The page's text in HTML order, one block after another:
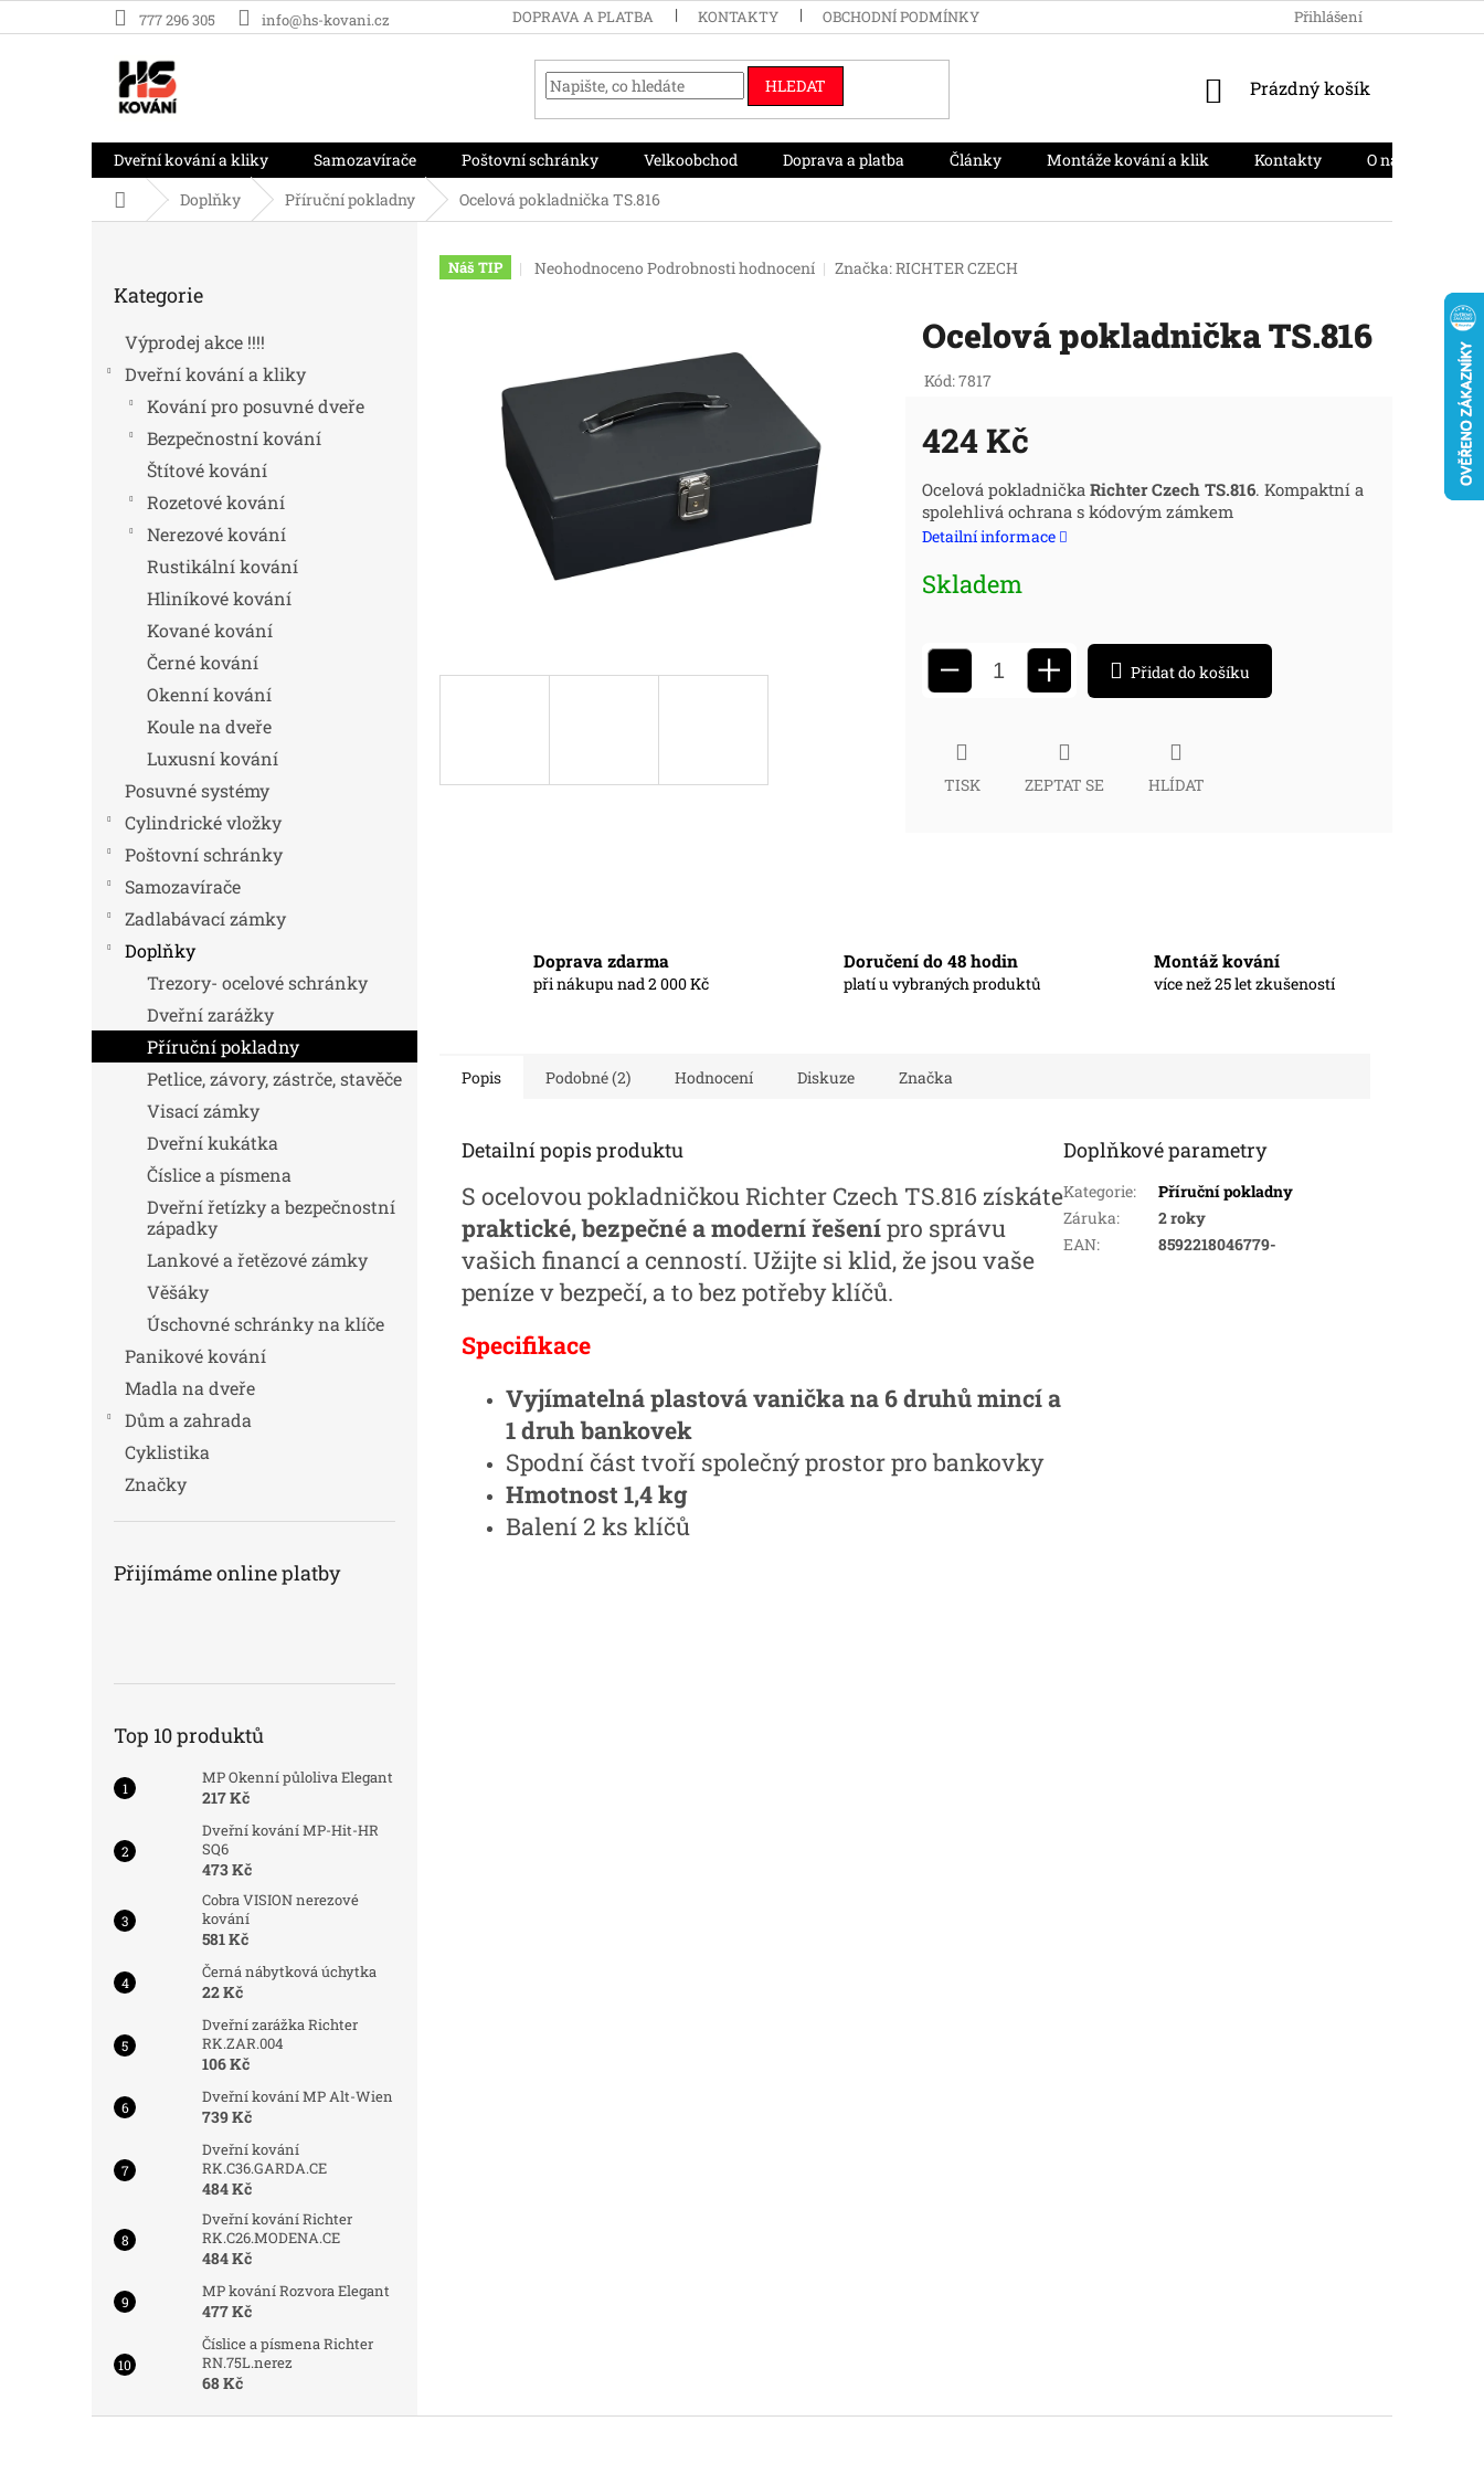
na
777 296 305 info@hs-kovani.cz DOPRAVA A PLATBA KONTAKTY OBCHODNÍ PODMÍNKY PODMÍNKY OCHRANY OSOBNÍCH
Přihlášení
HLEDAT
NÁKUPNÍ
Prázdný košík
Dveřní kování a kliky Samozavírače Poštovní schránky Velkoobchod Doprava a platba Články Montáže kování a klik Kontakty O nás
Domů Doplňky Příruční pokladny Ocelová pokladnička TS.816
kategorie
Kategorie
Výprodej akce !!!!
Dveřní kování a kliky
Kování pro posuvné dveře
Bezpečnostní kování
Štítové kování
Rozetové kování
Nerezové kování
Rustikální kování
Hliníkové kování
Kované kování
Černé kování
Okenní kování
Koule na dveře
Luxusní kování
Posuvné systémy
Cylindrické vložky
Poštovní schránky
Samozavírače
Zadlabávací zámky
Doplňky
Trezory- ocelové schránky
Dveřní zarážky
Příruční pokladny
Petlice, závory, zástrče, stavěče
Visací zámky
Dveřní kukátka
Číslice a písmena
Dveřní řetízky a bezpečnostní
západky
Lankové a řetězové zámky
Věšáky
Úschovné schránky na klíče
Panikové kování
Madla na dveře
Dům a zahrada
Cyklistika
Značky
Přijímáme online platby
Top 10 produktů
MP Okenní půloliva Elegant
217 Kč
Dveřní kování MP-Hit-HR
SQ6
473 Kč
Cobra VISION nerezové
kování
581 Kč
Černá nábytková úchytka
22 Kč
Dveřní zarážka Richter
RK.ZAR.004
106 Kč
Dveřní kování MP Alt-Wien
739 Kč
Dveřní kování
RK.C36.GARDA.CE
484 Kč
Dveřní kování Richter
RK.C26.MODENA.CE
484 Kč
MP kování Rozvora Elegant
477 Kč
Číslice a písmena Richter
RN.75L.nerez
68 Kč
Náš TIP
Průměrné
hvězdiček.
Neohodnoceno Podrobnosti hodnocení Značka:RICHTER CZECH
Ocelová pokladnička TS.816
Kód:7817
424 Kč
Měrná
cena:
Ocelová pokladnička Richter Czech TS.816. Kompaktní a
spolehlivá ochrana s kódovým zámkem
Detailní informace
Skladem
− + Přidat do košíku
TISK ZEPTAT SE HLÍDAT
Doprava zdarma
při nákupu nad 2 000 Kč
Doručení do 48 hodin
platí u vybraných produktů
Montáž kování
více než 25 let zkušeností
Popis Podobné (2) Hodnocení Diskuze Značka
Detailní popis produktu
S ocelovou pokladničkou Richter Czech TS.816 získáte
praktické, bezpečné a moderní řešenípro správu
vašich financí a cenností. Užijte si klid, že jsou vaše
peníze v bezpečí, a to bez potřeby klíčů.
Specifikace
Vyjímatelná plastová vanička na 6 druhů mincí a
1 druh bankovek
Spodní část tvoří společný prostor pro bankovky
Hmotnost 1,4 kg
Balení 2 ks klíčů
Doplňkové parametry
Kategorie:
Příruční pokladny
Záruka:
2 roky
EAN: 8592218046779-